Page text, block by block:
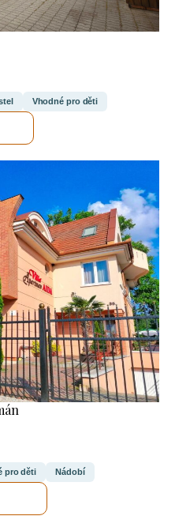
Vhodné pro děti
pro děti Nádobí